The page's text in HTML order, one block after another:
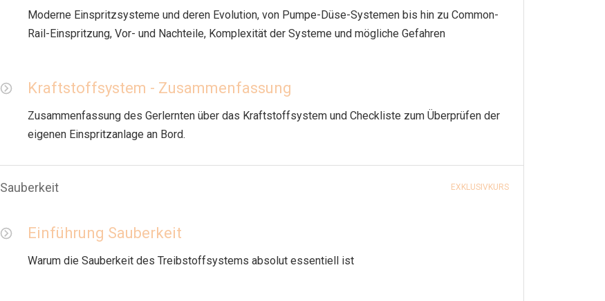
Moderne Einspritzsysteme und deren Evolution, von Pumpe-Düse-Systemen bis hin zu Common-
Rail-Einspritzung, Vor- und Nachteile, Komplexität der Systeme und mögliche Gefahren
Kraftstoffsystem - Zusammenfassung
Zusammenfassung des Gerlernten über das Kraftstoffsystem und Checkliste zum Überprüfen der
eigenen Einspritzanlage an Bord.
Sauberkeit EXKLUSIVKURS
Einführung Sauberkeit
Warum die Sauberkeit des Treibstoffsystems absolut essentiell ist